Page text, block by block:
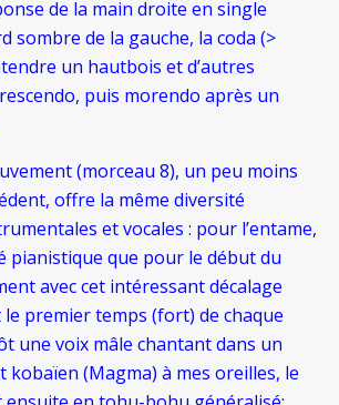
de la main droite en single
sombre de la gauche, la coda (>
un hautbois et d’autres
puis morendo après un
(morceau 8), un peu moins
offre la même diversité
et vocales : pour l’entame,
pianistique que pour le début du
avec cet intéressant décalage
le premiertemps (fort) de chaque
une voix mâle chantant dans un
kobaïen (Magma) à mes oreilles, le